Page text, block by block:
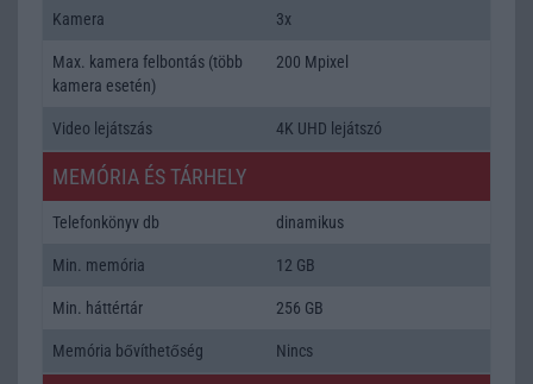
Kamera 3x
Max. kamera felbontás (több
kamera esetén)
200 Mpixel
Video lejátszás 4K UHD lejátszó
MEMÓRIA ÉS TÁRHELY
Telefonkönyv db dinamikus
Min. memória 12 GB
Min. háttértár 256 GB
Memória bővíthetőség Nincs